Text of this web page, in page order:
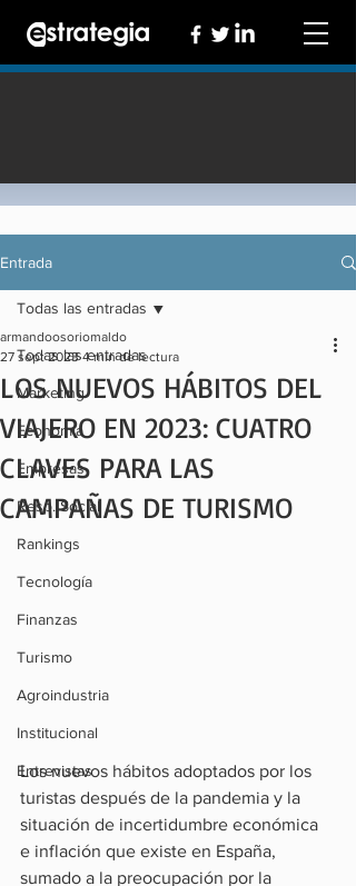
Entrada
Todas las entradas
Marketing
Economía
Empresas
Resp. Social
Rankings
Tecnología
Finanzas
Turismo
Agroindustria
Institucional
Entrevistas
Todas las entradas
LOS NUEVOS HÁBITOS DEL
VIAJERO EN 2023: CUATRO
CLAVES PARA LAS
CAMPAÑAS DE TURISMO
armandoosoriomaldo
27 sept 2023 4 min de lectura
Los nuevos hábitos adoptados por los
turistas después de la pandemia y la
situación de incertidumbre económica
e inflación que existe en España,
sumado a la preocupación por la